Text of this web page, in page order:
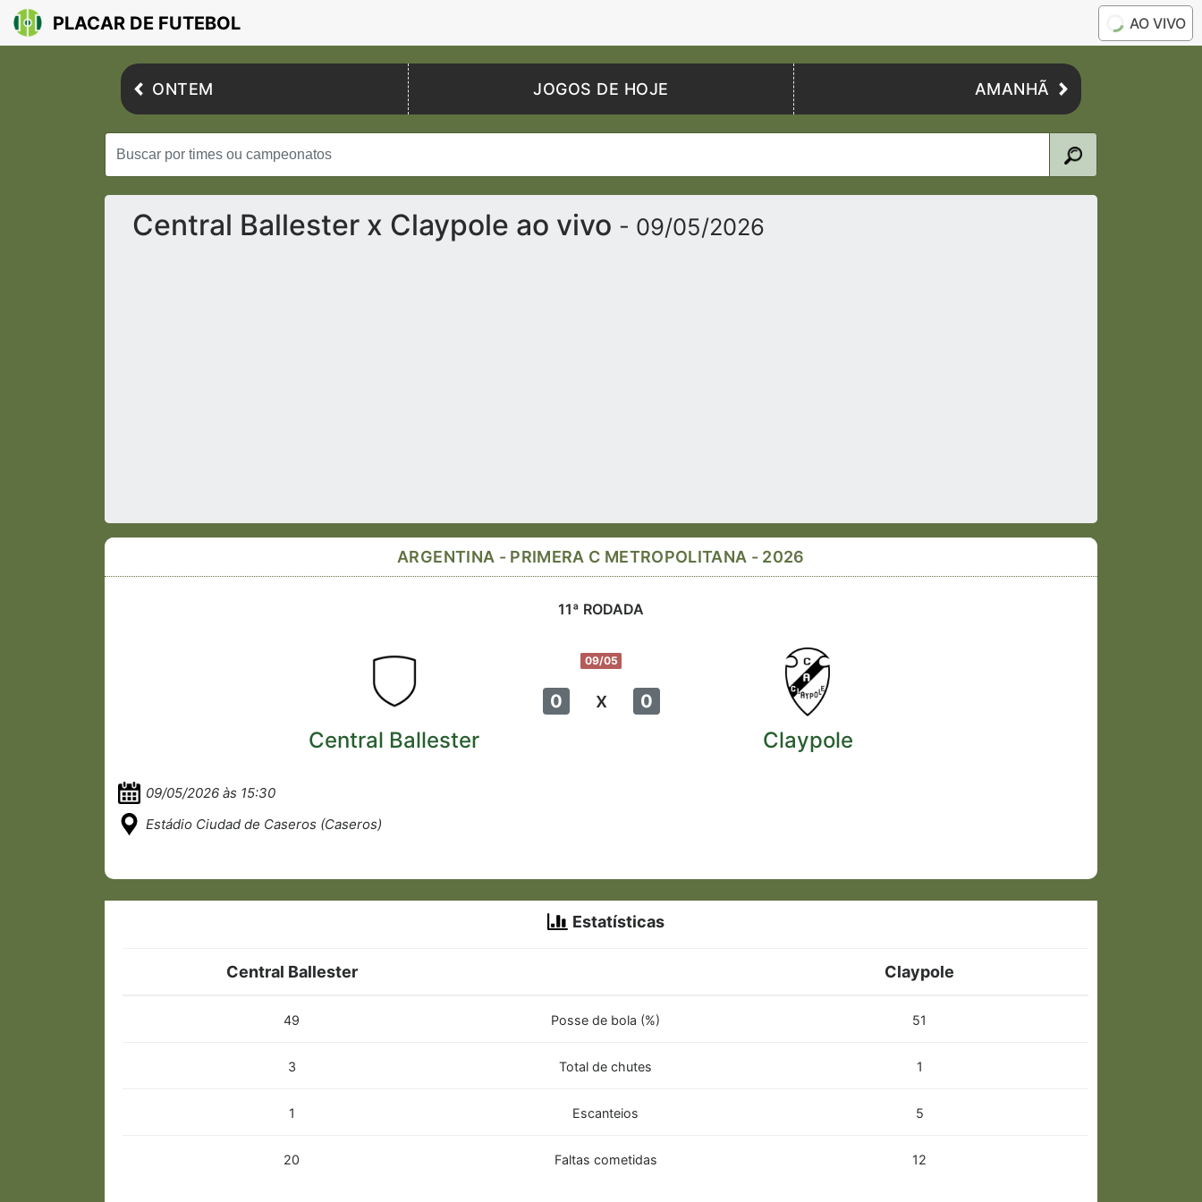
PLACAR DE FUTEBOL AO VIVO
ONTEM JOGOS DE HOJE AMANHÃ
Central Ballester x Claypole ao vivo - 09/05/2026
ARGENTINA - PRIMERA C METROPOLITANA - 2026
11ª RODADA
09/05
0 x 0
Central Ballester Claypole
09/05/2026 às 15:30
Estádio Ciudad de Caseros (Caseros)
Estatísticas
Central Ballester Claypole
49 Posse de bola (%) 51
3 Total de chutes 1
1 Escanteios 5
20 Faltas cometidas 12